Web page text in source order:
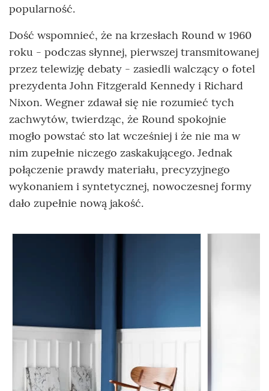
popularność.
Dość wspomnieć, że na krzesłach Round w 1960
roku - podczas słynnej, pierwszej transmitowanej
przez telewizję debaty - zasiedli walczący o fotel
prezydenta John Fitzgerald Kennedy i Richard
Nixon. Wegner zdawał się nie rozumieć tych
zachwytów, twierdząc, że Round spokojnie
mogło powstać sto lat wcześniej i że nie ma w
nim zupełnie niczego zaskakującego. Jednak
połączenie prawdy materiału, precyzyjnego
wykonaniem i syntetycznej, nowoczesnej formy
dało zupełnie nową jakość.